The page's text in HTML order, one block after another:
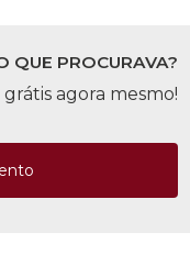
QUE PROCURAVA?
agora mesmo!